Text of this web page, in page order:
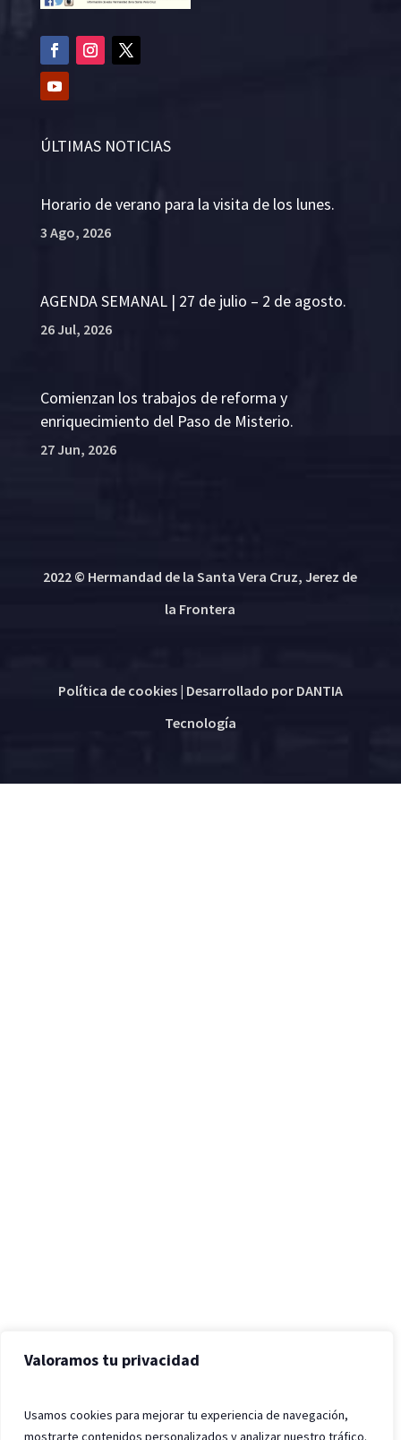
Valoramos tu privacidad
Usamos cookies para mejorar tu experiencia de navegación,
mostrarte contenidos personalizados y analizar nuestro tráfico.
ÚLTIMAS NOTICIAS
Horario de verano para la visita de los lunes.
3 Ago, 2026
AGENDA SEMANAL | 27 de julio – 2 de agosto.
26 Jul, 2026
Comienzan los trabajos de reforma y
enriquecimiento del Paso de Misterio.
27 Jun, 2026
2022 © Hermandad de la Santa Vera Cruz, Jerez de
la Frontera
Política de cookies| Desarrollado por DANTIA
Tecnología